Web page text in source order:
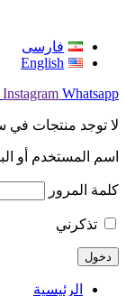
فارسی
English
Instagram Whatsapp
لا توجد منتجات في
اسم المستخدم أو
كلمة المرور
تذكرني
الرئيسية